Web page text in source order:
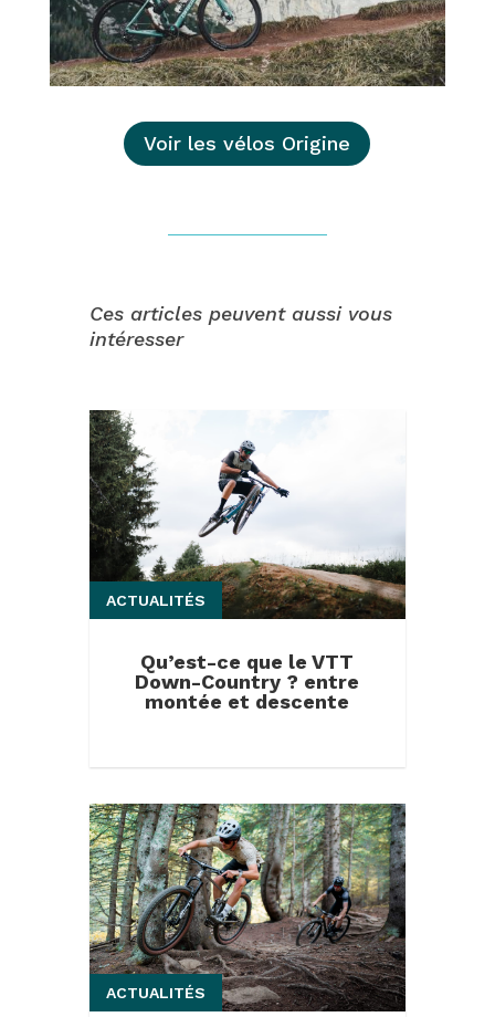
Voir les vélos Origine
Ces articles peuvent aussi vous
intéresser
Qu’est-ce que le VTT
Down-Country ? entre
montée et descente
ACTUALITÉS
ACTUALITÉS